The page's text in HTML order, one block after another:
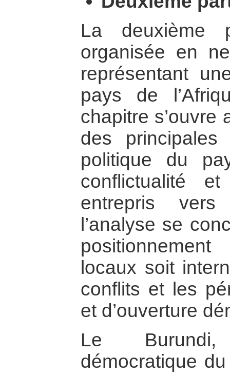
La deuxième
organisée en
représentant
pays de
chapitre s’ouvre
des principales
politique du
conflictualité
entrepris
l’analyse se
locaux soit
conflits et les
et d’ouverture
Le
démocratique